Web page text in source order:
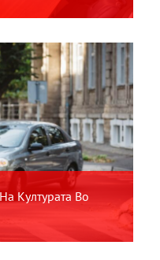
Културата Во